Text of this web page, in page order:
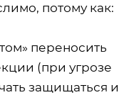
потому как:
переносить
(при угрозе
защищаться и